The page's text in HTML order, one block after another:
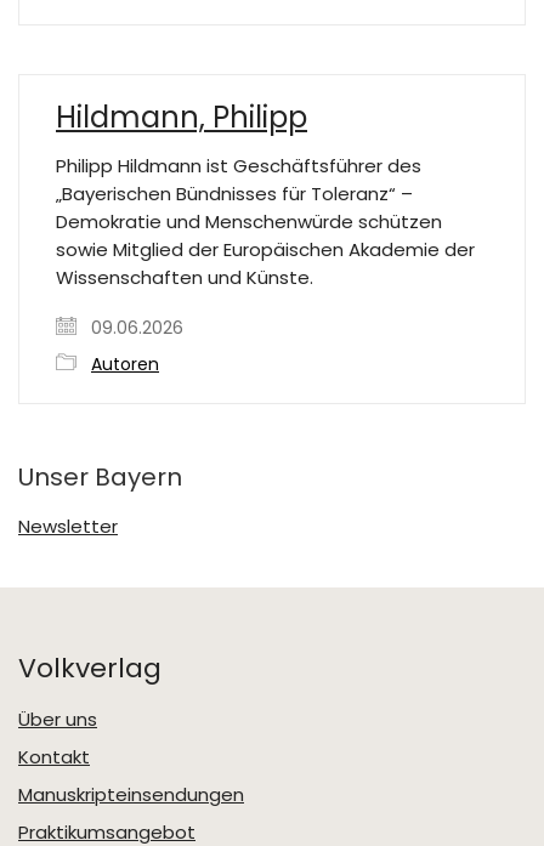
Hildmann, Philipp
Philipp Hildmann ist Geschäftsführer des
„Bayerischen Bündnisses für Toleranz“ –
Demokratie und Menschenwürde schützen
sowie Mitglied der Europäischen Akademie der
Wissenschaften und Künste.
09.06.2026
Autoren
Unser Bayern
Newsletter
Volkverlag
Über uns
Kontakt
Manuskripteinsendungen
Praktikumsangebot